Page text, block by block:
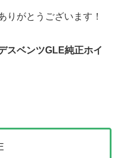
りがとうございます！
スベンツGLE純正ホイ